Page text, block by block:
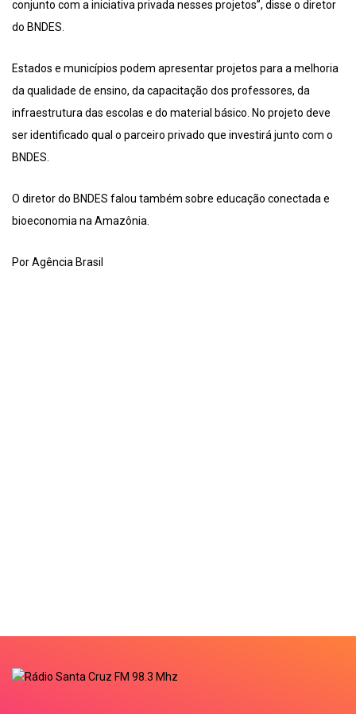
conjunto com a iniciativa privada nesses projetos”, disse o diretor
do BNDES.
Estados e municípios podem apresentar projetos para a melhoria
da qualidade de ensino, da capacitação dos professores, da
infraestrutura das escolas e do material básico. No projeto deve
ser identificado qual o parceiro privado que investirá junto com o
BNDES.
O diretor do BNDES falou também sobre educação conectada e
bioeconomia na Amazônia.
Por Agência Brasil